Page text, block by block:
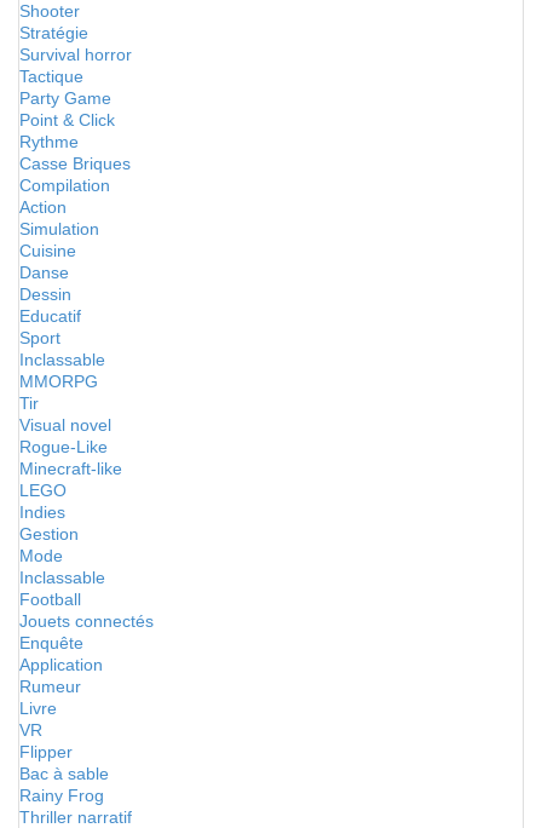
Shooter
Stratégie
Survival horror
Tactique
Party Game
Point & Click
Rythme
Casse Briques
Compilation
Action
Simulation
Cuisine
Danse
Dessin
Educatif
Sport
Inclassable
MMORPG
Tir
Visual novel
Rogue-Like
Minecraft-like
LEGO
Indies
Gestion
Mode
Inclassable
Football
Jouets connectés
Enquête
Application
Rumeur
Livre
VR
Flipper
Bac à sable
Rainy Frog
Thriller narratif